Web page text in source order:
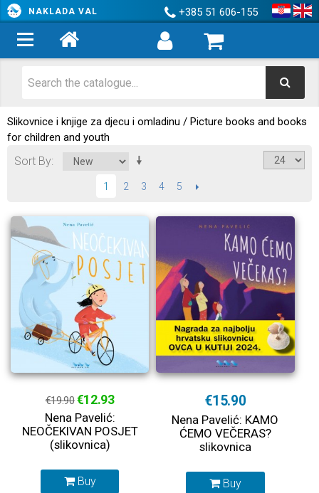
NAKLADA VAL +385 51 606-155
Slikovnice i knjige za djecu i omladinu / Picture books and books
for children and youth
Sort By
1 2 3 4 5 NEXT
€19.90€12.93
Nena Pavelić:
NEOČEKIVAN POSJET
(slikovnica)
Buy
€15.90
Nena Pavelić: KAMO
ĆEMO VEČERAS?
slikovnica
Buy